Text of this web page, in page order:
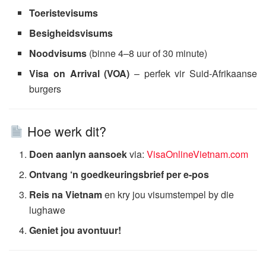
Toeristevisums
Besigheidsvisums
Noodvisums (binne 4–8 uur of 30 minute)
Visa on Arrival (VOA) – perfek vir Suid-Afrikaanse
burgers
Hoe werk dit?
Doen aanlyn aansoekvia:VisaOnlineVietnam.com
Ontvang ‘n goedkeuringsbrief per e-pos
Reis na Vietnamen kry jou visumstempel by die
lughawe
Geniet jou avontuur!